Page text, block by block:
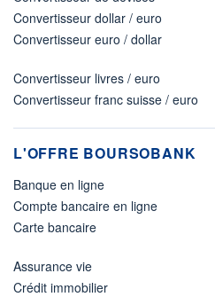
Convertisseur dollar / euro
Convertisseur euro / dollar
Convertisseur livres / euro
Convertisseur franc suisse / euro
L'OFFRE BOURSOBANK
Banque en ligne
Compte bancaire en ligne
Carte bancaire
Assurance vie
Crédit immobilier